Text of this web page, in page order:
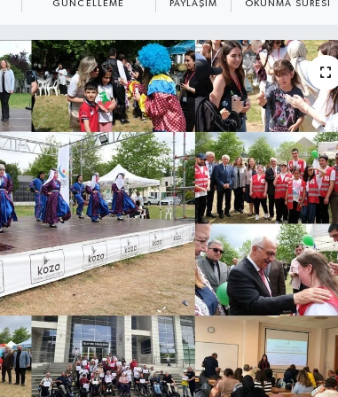
GÜNCELLEME PAYLAŞIM OKUNMA SÜRESI